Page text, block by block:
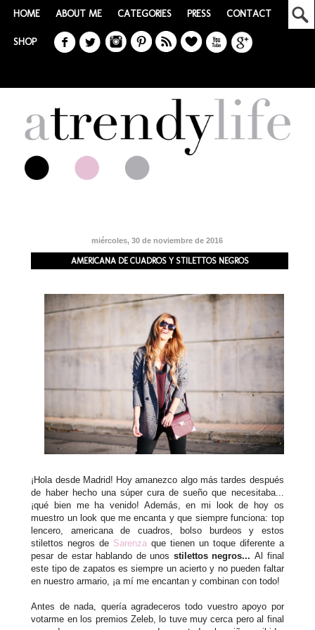
HOME ABOUT ME CATEGORIES PRESS CONTACT
SHOP
miércoles, 30 de noviembre de 2016
AMERICANA DE CUADROS Y STILETTOS NEGROS
¡Hola desde Madrid! Hoy amanezco algo más tardes después
de haber hecho una súper cura de sueño que necesitaba...
¡qué bien me ha venido! Además, en mi look de hoy os
muestro un look que me encanta y que siempre funciona: top
lencero, americana de cuadros, bolso burdeos y estos
stilettos negros de Sarenza que tienen un toque diferente a
pesar de estar hablando de unos stilettos negros...Al final
este tipo de zapatos es siempre un acierto y no pueden faltar
en nuestro armario, ¡a mí me encantan y combinan con todo!
Antes de nada, quería agradeceros todo vuestro apoyo por
votarme en los premios Zeleb, lo tuve muy cerca pero al final